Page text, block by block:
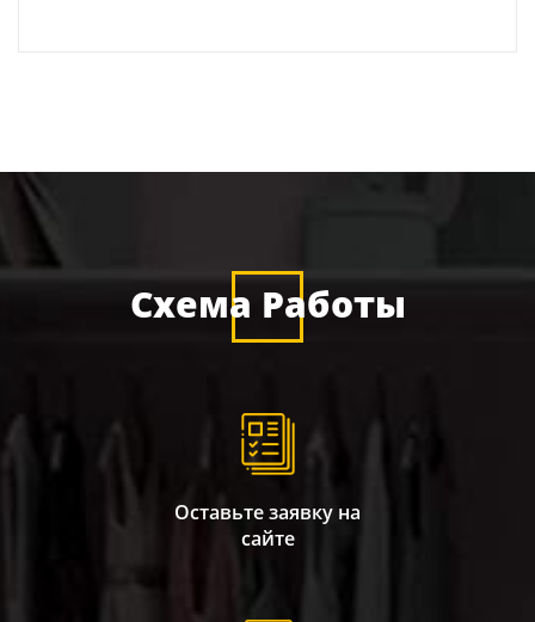
Схема Работы
Оставьте заявку на
сайте